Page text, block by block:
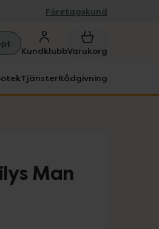
Företagskund
KundklubbVarukorg
TjänsterRådgivning
Man